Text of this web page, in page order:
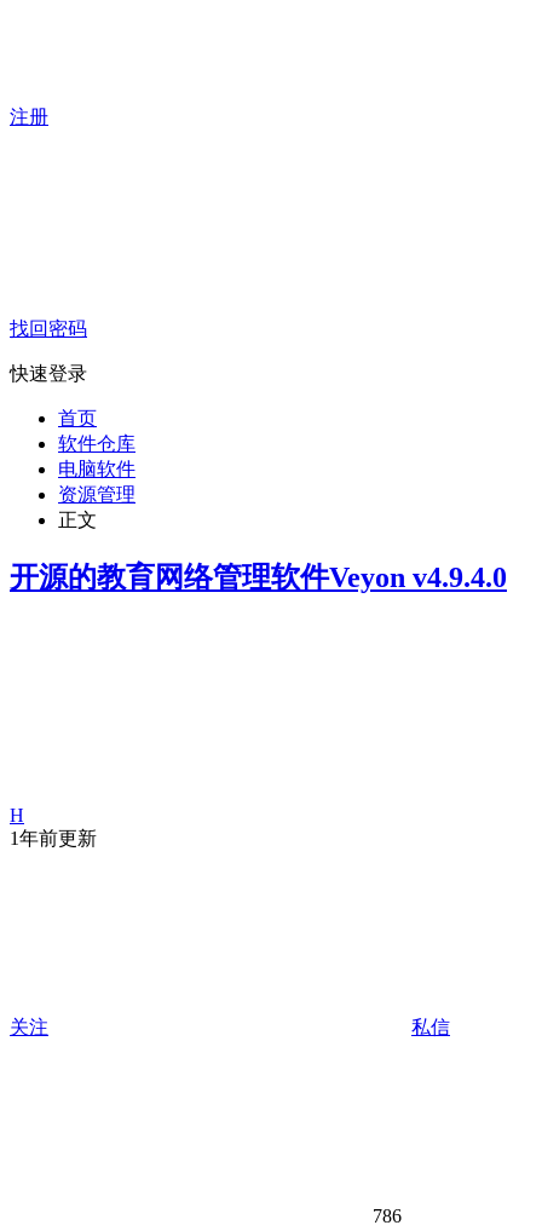
注册
找回密码
快速登录
首页
软件仓库
电脑软件
资源管理
正文
开源的教育网络管理软件Veyon v4.9.4.0
H
1年前更新
关注 私信
786